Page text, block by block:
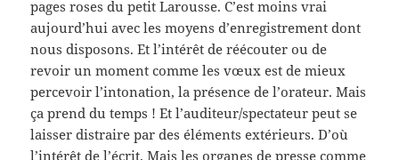
pages roses du petit Larousse. C’est moins vrai
aujourd’hui avec les moyens d’enregistrement dont
nous disposons. Et l’intérêt de réécouter ou de
revoir un moment comme les vœux est de mieux
percevoir l’intonation, la présence de l’orateur. Mais
ça prend du temps ! Et l’auditeur/spectateur peut se
laisser distraire par des éléments extérieurs. D’où
l’intérêt de l’écrit. Mais les organes de presse comme